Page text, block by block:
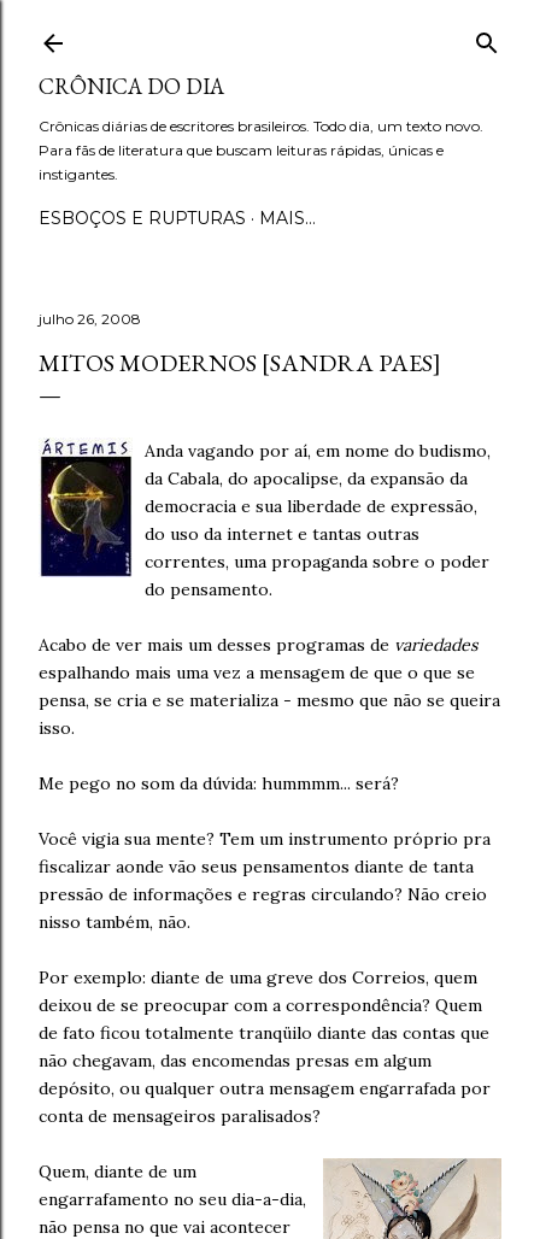
CRÔNICA DO DIA
Crônicas diárias de escritores brasileiros. Todo dia, um texto novo.
Para fãs de literatura que buscam leituras rápidas, únicas e
instigantes.
ESBOÇOS E RUPTURAS MAIS…
julho 26, 2008
MITOS MODERNOS [SANDRA PAES]
Anda vagando por aí, em nome do budismo,
da Cabala, do apocalipse, da expansão da
democracia e sua liberdade de expressão,
do uso da internet e tantas outras
correntes, uma propaganda sobre o poder
do pensamento.
Acabo de ver mais um desses programas de variedades
espalhando mais uma vez a mensagem de que o que se
pensa, se cria e se materializa - mesmo que não se queira
isso.
Me pego no som da dúvida: hummmm... será?
Você vigia sua mente? Tem um instrumento próprio pra
fiscalizar aonde vão seus pensamentos diante de tanta
pressão de informações e regras circulando? Não creio
nisso também, não.
Por exemplo: diante de uma greve dos Correios, quem
deixou de se preocupar com a correspondência? Quem
de fato ficou totalmente tranqüilo diante das contas que
não chegavam, das encomendas presas em algum
depósito, ou qualquer outra mensagem engarrafada por
conta de mensageiros paralisados?
Quem, diante de um
engarrafamento no seu dia-a-dia,
não pensa no que vai acontecer